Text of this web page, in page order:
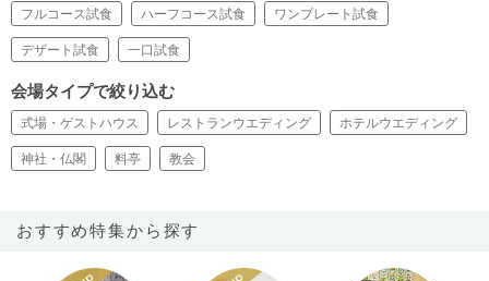
フルコース試食 ハーフコース試食 ワンプレート試食
デザート試食 一口試食
会場タイプで絞り込む
式場・ゲストハウス レストランウエディング ホテルウエディング
神社・仏閣 料亭 教会
おすすめ特集から探す